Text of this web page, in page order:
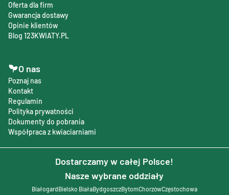
Oferta dla firm
Gwarancja dostawy
Opinie klientów
Blog 123KWIATY.PL
O nas
Poznaj nas
Kontakt
Regulamin
Polityka prywatności
Dokumenty do pobrania
Współpraca z kwiaciarniami
Dostarczamy w całej Polsce!
Nasze wybrane oddziały
BiałogardBielsko BiałaBydgoszczBytomChorzówCzęstochowa